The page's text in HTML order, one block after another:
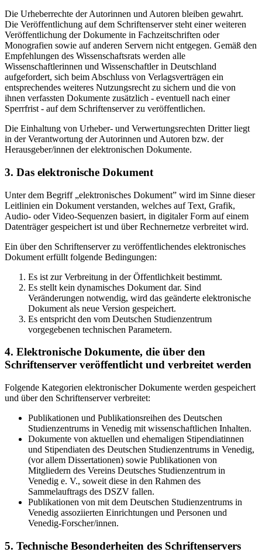
Die Urheberrechte der Autorinnen und Autoren bleiben gewahrt.
Die Veröffentlichung auf dem Schriftenserver steht einer weiteren
Veröffentlichung der Dokumente in Fachzeitschriften oder
Monografien sowie auf anderen Servern nicht entgegen. Gemäß den
Empfehlungen des Wissenschaftsrats werden alle
Wissenschaftlerinnen und Wissenschaftler in Deutschland
aufgefordert, sich beim Abschluss von Verlagsverträgen ein
entsprechendes weiteres Nutzungsrecht zu sichern und die von
ihnen verfassten Dokumente zusätzlich - eventuell nach einer
Sperrfrist - auf dem Schriftenserver zu veröffentlichen.
Die Einhaltung von Urheber- und Verwertungsrechten Dritter liegt
in der Verantwortung der Autorinnen und Autoren bzw. der
Herausgeber/innen der elektronischen Dokumente.
3. Das elektronische Dokument
Unter dem Begriff „elektronisches Dokument” wird im Sinne dieser
Leitlinien ein Dokument verstanden, welches auf Text, Grafik,
Audio- oder Video-Sequenzen basiert, in digitaler Form auf einem
Datenträger gespeichert ist und über Rechnernetze verbreitet wird.
Ein über den Schriftenserver zu veröffentlichendes elektronisches
Dokument erfüllt folgende Bedingungen:
Es ist zur Verbreitung in der Öffentlichkeit bestimmt.
Es stellt kein dynamisches Dokument dar. Sind
Veränderungen notwendig, wird das geänderte elektronische
Dokument als neue Version gespeichert.
Es entspricht den vom Deutschen Studienzentrum
vorgegebenen technischen Parametern.
4. Elektronische Dokumente, die über den
Schriftenserver veröffentlicht und verbreitet werden
Folgende Kategorien elektronischer Dokumente werden gespeichert
und über den Schriftenserver verbreitet:
Publikationen und Publikationsreihen des Deutschen
Studienzentrums in Venedig mit wissenschaftlichen Inhalten.
Dokumente von aktuellen und ehemaligen Stipendiatinnen
und Stipendiaten des Deutschen Studienzentrums in Venedig,
(vor allem Dissertationen) sowie Publikationen von
Mitgliedern des Vereins Deutsches Studienzentrum in
Venedig e. V., soweit diese in den Rahmen des
Sammelauftrags des DSZV fallen.
Publikationen von mit dem Deutschen Studienzentrums in
Venedig assoziierten Einrichtungen und Personen und
Venedig-Forscher/innen.
5. Technische Besonderheiten des Schriftenservers